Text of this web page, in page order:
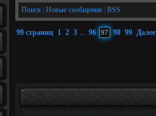
Поиск| Новые сообщения RSS
99 страниц 1 2 3 96 97 98 99 Далее